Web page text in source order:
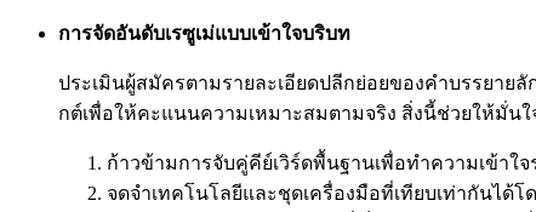
การจัดอันดับเรซูเม่แบบเข้าใจบริบท
ประเมินผู้สมัครตามรายละเอียดปลีกย่อยของคำบรรยาย
กต์เพื่อให้คะแนนความเหมาะสมตามจริง สิ่งนี้ช่วยให้มั่
ก้าวข้ามการจับคู่คีย์เวิร์ดพื้นฐานเพื่อทำความเข้าใ
จดจำเทคโนโลยีและชุดเครื่องมือที่เทียบเท่ากันได้โ